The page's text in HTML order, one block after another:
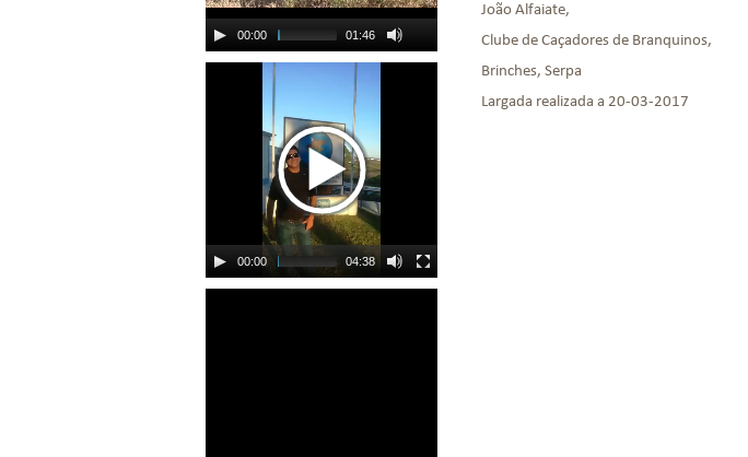
João Alfaiate,
Clube de Caçadores de Branquinos,
Brinches, Serpa
Largada realizada a 20-03-2017
00:00 01:46
00:00 04:38